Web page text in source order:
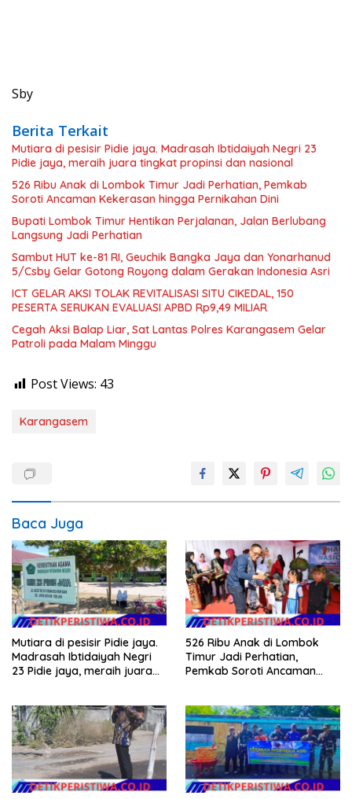
Sby
Berita Terkait
Mutiara di pesisir Pidie jaya. Madrasah Ibtidaiyah Negri 23
Pidie jaya, meraih juara tingkat propinsi dan nasional
526 Ribu Anak di Lombok Timur Jadi Perhatian, Pemkab
Soroti Ancaman Kekerasan hingga Pernikahan Dini
Bupati Lombok Timur Hentikan Perjalanan, Jalan Berlubang
Langsung Jadi Perhatian
Sambut HUT ke-81 RI, Geuchik Bangka Jaya dan Yonarhanud
5/Csby Gelar Gotong Royong dalam Gerakan Indonesia Asri
ICT GELAR AKSI TOLAK REVITALISASI SITU CIKEDAL, 150
PESERTA SERUKAN EVALUASI APBD Rp9,49 MILIAR
Cegah Aksi Balap Liar, Sat Lantas Polres Karangasem Gelar
Patroli pada Malam Minggu
Post Views: 43
Karangasem
Baca Juga
Mutiara di pesisir Pidie jaya.
Madrasah Ibtidaiyah Negri
23 Pidie jaya, meraih juara
526 Ribu Anak di Lombok
Timur Jadi Perhatian,
Pemkab Soroti Ancaman